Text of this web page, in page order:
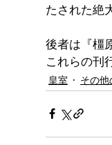
たされた絶
後者は『橿
これらの刊
皇室 その他